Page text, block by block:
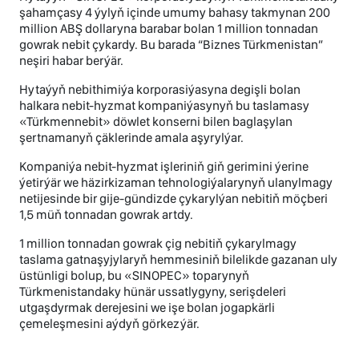
şahamçasy 4 ýylyň içinde umumy bahasy takmynan 200
million ABŞ dollaryna barabar bolan 1 million tonnadan
gowrak nebit çykardy. Bu barada “Biznes Türkmenistan”
neşiri habar berýär.
Hytaýyň nebithimiýa korporasiýasyna degişli bolan
halkara nebit-hyzmat kompaniýasynyň bu taslamasy
«Türkmennebit» döwlet konserni bilen baglaşylan
şertnamanyň çäklerinde amala aşyrylýar.
Kompaniýa nebit-hyzmat işleriniň giň gerimini ýerine
ýetirýär we häzirkizaman tehnologiýalarynyň ulanylmagy
netijesinde bir gije-gündizde çykarylýan nebitiň möçberi
1,5 müň tonnadan gowrak artdy.
1 million tonnadan gowrak çig nebitiň çykarylmagy
taslama gatnaşyjylaryň hemmesiniň bilelikde gazanan uly
üstünligi bolup, bu «SINOPEC» toparynyň
Türkmenistandaky hünär ussatlygyny, serişdeleri
utgaşdyrmak derejesini we işe bolan jogapkärli
çemeleşmesini aýdyň görkezýär.